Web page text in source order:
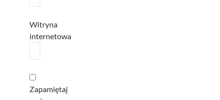
Witryna
internetowa
Zapamiętaj